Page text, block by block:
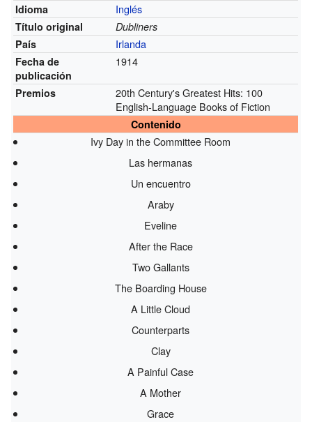
Idioma Inglés
Título original
Dubliners
País
Irlanda
Fecha de
publicación
1914
Premios
20th Century's Greatest Hits: 100
English-Language Books of Fiction
Contenido
Ivy Day in the Committee Room
Las hermanas
Un encuentro
Araby
Eveline
After the Race
Two Gallants
The Boarding House
A Little Cloud
Counterparts
Clay
A Painful Case
A Mother
Grace